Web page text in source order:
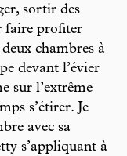
sortir des
faire profiter
chambres à
devant l’évier
sur l’extrême
s’étirer. Je
avec sa
s’appliquant à